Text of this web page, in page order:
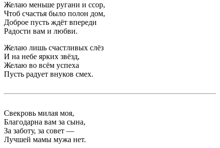
Желаю меньше ругани и ссор,
Чтоб счастья было полон дом,
Доброе пусть ждёт впереди
Радости вам и любви.
Желаю лишь счастливых слёз
И на небе ярких звёзд,
Желаю во всём успеха
Пусть радует внуков смех.
Свекровь милая моя,
Благодарна вам за сына,
За заботу, за совет —
Лучшей мамы мужа нет.